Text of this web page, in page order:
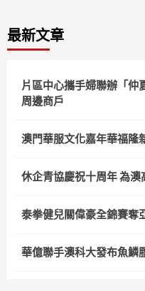
最新文章
片區中心攜手婦聯辦「仲
周邊商戶
澳門華服文化嘉年華福隆
休企青協慶祝十周年 為
泰拳健兒關偉豪全錦賽奪
華億聯手澳科大發布魚鱗